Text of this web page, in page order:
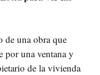
de una obra que
por una ventana y
de la vivienda